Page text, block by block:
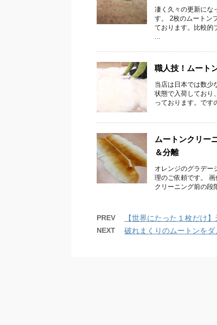
凄く久々の更新にな
す。 2枚のムートン
ております。比較的
...
職人技！ムート
当店は日本では数少
状態で入荷しており
っております。です
ムートンクリー
＆分離
オレンジのグラデー
理のご依頼です。 画
クリーニング前の段
PREV 【世界にたった１枚だけ
NEXT 破れまくりのムートンを